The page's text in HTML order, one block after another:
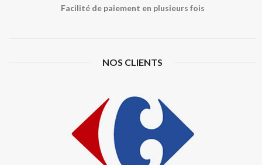
Facilité de paiement en plusieurs fois
NOS CLIENTS